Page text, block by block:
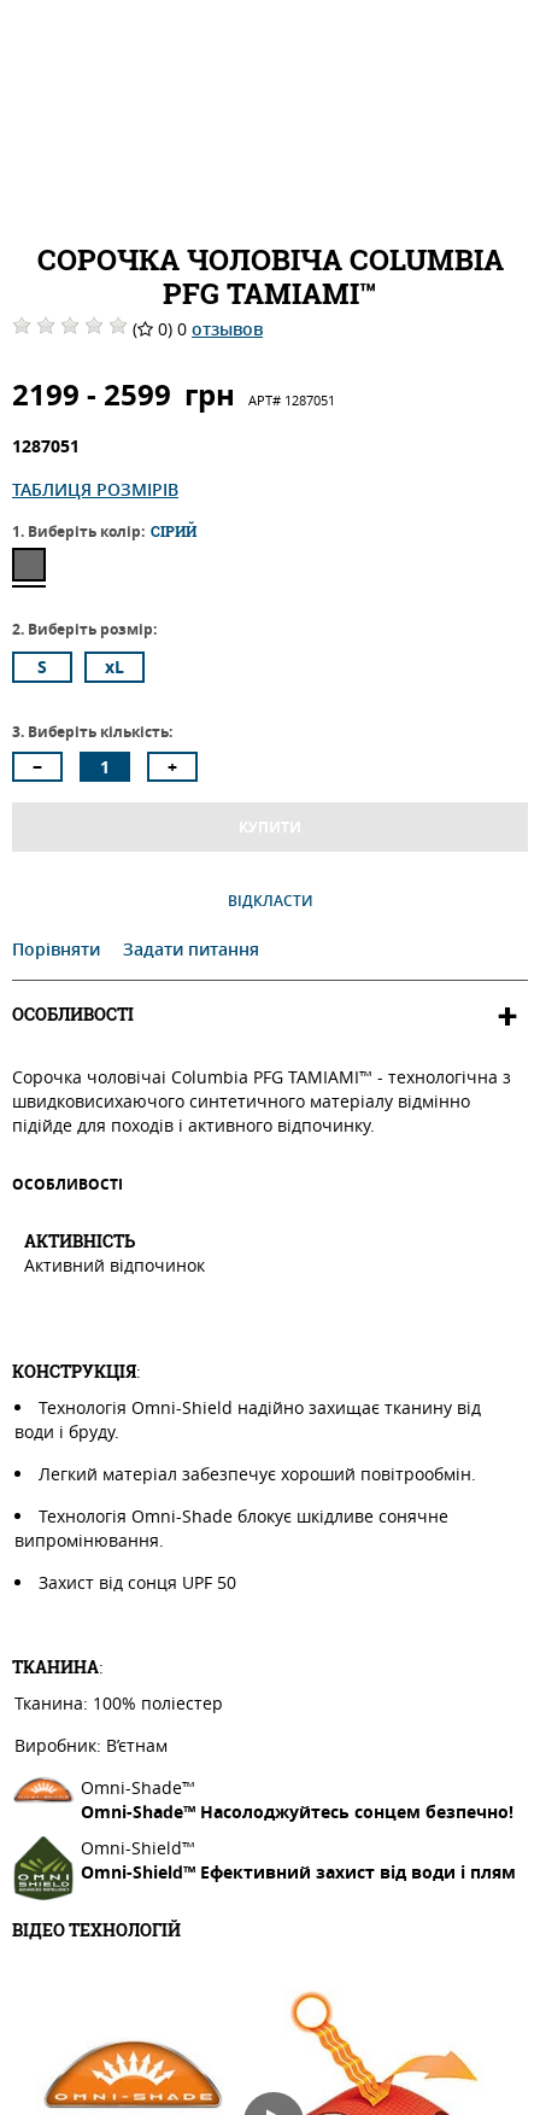
СОРОЧКА ЧОЛОВІЧА COLUMBIA
PFG TAMIAMI™
( 0) 0 отзывов
2199 - 2599 грн АРТ# 1287051
1287051
ТАБЛИЦЯ РОЗМІРІВ
1. Виберіть колір: СІРИЙ
2. Виберіть розмір:
S xL
3. Виберіть кількість:
КУПИТИ
ВІДКЛАСТИ
Порівняти Задати питання
ОСОБЛИВОСТІ
Сорочка чоловічаі Columbia PFG TAMIAMI™ - технологічна з
швидковисихаючого синтетичного матеріалу відмінно
підійде для походів і активного відпочинку.
ОСОБЛИВОСТI
АКТИВНIСТЬ
Активний відпочинок
КОНСТРУКЦІЯ:
Технологія Omni-Shield надійно захищає тканину від
води і бруду.
Легкий матеріал забезпечує хороший повітрообмін.
Технологія Omni-Shade блокує шкідливе сонячне
випромінювання.
Захист від сонця UPF 50
ТКАНИНА:
Тканина: 100% поліестер
Виробник: В’єтнам
Omni-Shade™
Omni-Shade™ Насолоджуйтесь сонцем безпечно!
Omni-Shield™
Omni-Shield™ Ефективний захист від води і плям
ВІДЕО ТЕХНОЛОГІЙ